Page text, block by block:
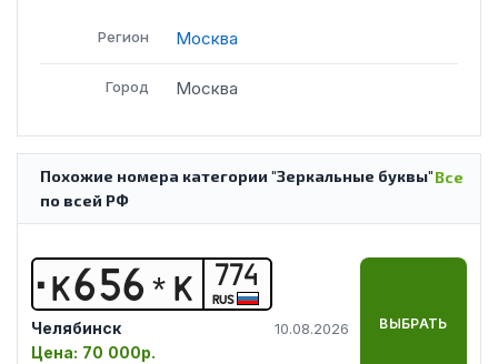
Регион Москва
Город Москва
Все
Похожие номера категории "Зеркальные буквы"
по всей РФ
К656 * К 774
RUS
Челябинск 10.08.2026
Цена: 70 000р.
ВЫБРАТЬ